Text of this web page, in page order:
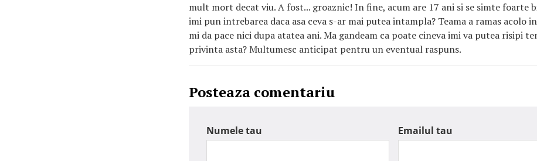
mult mort decat viu. A fost... groaznic! In fine, acum are 17 ani si se simte foarte
imi pun intrebarea daca asa ceva s-ar mai putea intampla? Teama a ramas acolo
mi da pace nici dupa atatea ani. Ma gandeam ca poate cineva imi va putea risipi
privinta asta? Multumesc anticipat pentru un eventual raspuns.
Posteaza comentariu
Numele tau Emailul tau